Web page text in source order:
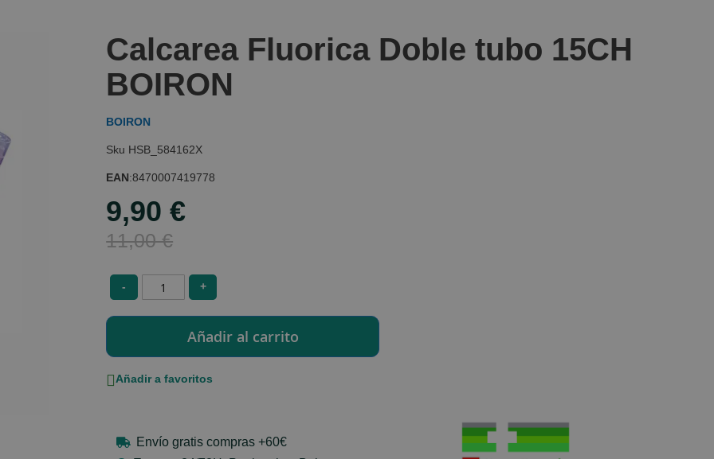
Calcarea Fluorica Doble tubo 15CH
BOIRON
BOIRON
HSB_584162X
EAN:8470007419778
Special
Price
9,90 €
11,00 €
- +
Añadir a favoritos
Envío gratis compras +60€